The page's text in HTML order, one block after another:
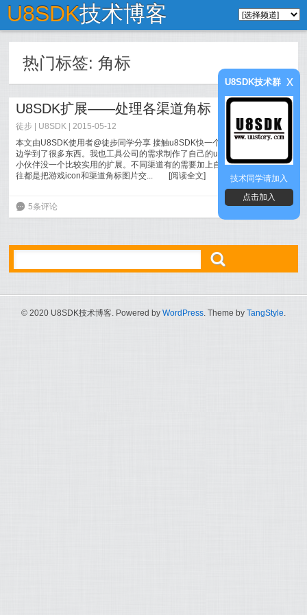
U8SDK技术博客
热门标签:角标
U8SDK扩展——处理各渠道角标
徒步 U8SDK | 2015-05-12
本文由U8SDK使用者@徒步同学分享 接触u8SDK快一个月了，在小黑哥那
边学到了很多东西。我也工具公司的需求制作了自己的u8SDK，这里分享给
小伙伴没一个比较实用的扩展。不同渠道有的需要加上自己渠道的角标，以
往都是把游戏icon和渠道角标图片交...
[阅读全文]
6 5条评论
ő
© 2020 U8SDK技术博客. Powered by WordPress. Theme by TangStyle.
U8SDK技术群 x
技术同学请加入
点击加入